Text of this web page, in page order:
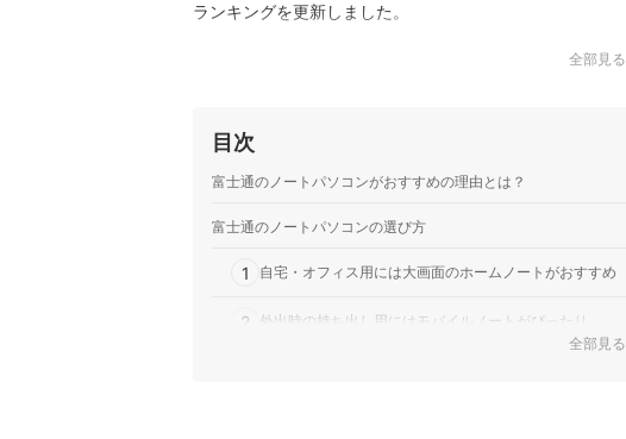
ランキングを更新しました。
全部見る
目次
富士通のノートパソコンがおすすめの理由とは？
富士通のノートパソコンの選び方
1 自宅・オフィス用には大画面のホームノートがおすすめ
2 外出時の持ち出し用にはモバイルノートがぴったり
全部見る